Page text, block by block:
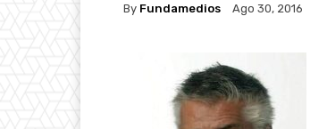
By Fundamedios Ago 30, 2016